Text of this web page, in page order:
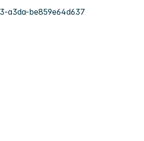
a3da-be859e64d637